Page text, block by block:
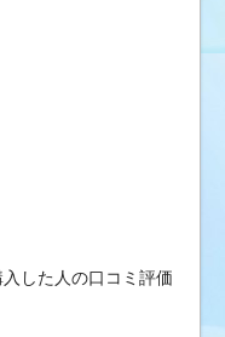
した人の口コミ評価